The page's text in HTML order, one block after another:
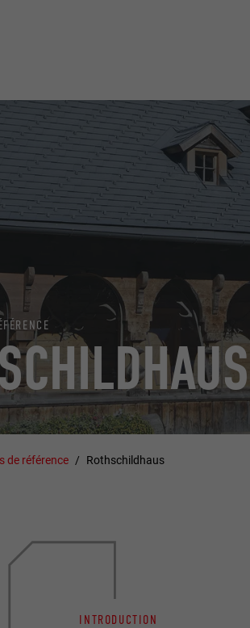
de référence Rothschildhaus
INTRODUCTION